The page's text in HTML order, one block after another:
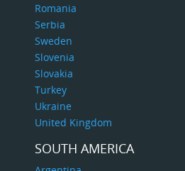
Romania
Serbia
Sweden
Slovenia
Slovakia
Turkey
Ukraine
United Kingdom
SOUTH AMERICA